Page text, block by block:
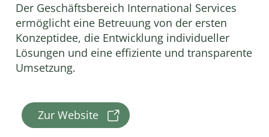
Der Geschäftsbereich International Services
ermöglicht eine Betreuung von der ersten
Konzeptidee, die Entwicklung individueller
Lösungen und eine effiziente und transparente
Umsetzung.
Zur Website